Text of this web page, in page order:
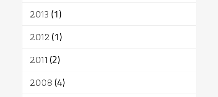
2013 (1)
2012(1)
2011 (2)
2008 (4)